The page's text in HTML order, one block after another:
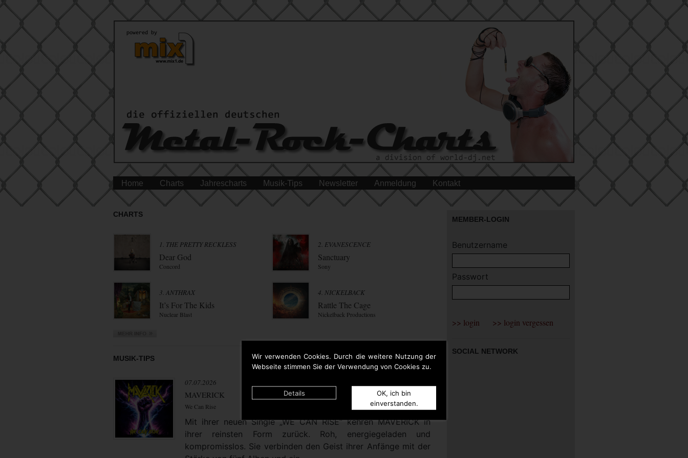
Wir verwenden Cookies. Durch die weitere Nutzung der
Webseite stimmen Sie der Verwendung von Cookies zu.
Details
OK, ich bin
einverstanden.
Home Charts Jahrescharts Musik-Tips Newsletter Anmeldung Kontakt
CHARTS
1. THE PRETTY RECKLESS
Dear God
Concord
2. EVANESCENCE
Sanctuary
Sony
3. ANTHRAX
It’s For The Kids
Nuclear Blast
4. NICKELBACK
Rattle The Cage
Nickelback Productions
MUSIK-TIPS
07.07.2026
MAVERICK
We Can Rise
Mit ihrer neuen Single „WE CAN RISE“ kehren MAVERICK in
ihrer reinsten Form zurück. Roh, energiegeladen und
kompromisslos. Sie verbinden den Geist ihrer Anfänge mit der
MEMBER-LOGIN
Benutzername
Passwort
SOCIAL NETWORK